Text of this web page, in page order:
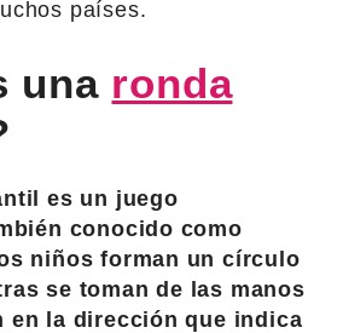
países.
una ronda
es un juego
conocido como
niños forman un círculo
se toman de las manos
en la dirección que indica